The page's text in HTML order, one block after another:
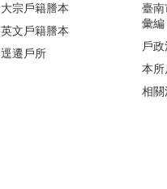
大宗戶籍謄本
英文戶籍謄本
逕遷戶所
臺南
彙編
戶政
本所
相關